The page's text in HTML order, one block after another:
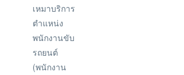
เหมาบริการ
ตำแหน่ง
พนักงานขับ
รถยนต์
(พนักงาน